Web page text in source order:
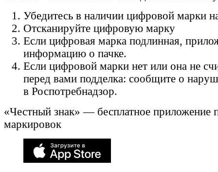
Убедитесь в наличии цифровой марки
Отсканируйте цифровую марку
Если цифровая марка подлинная,
информацию о пачке.
Если цифровой марки нет или она не
перед вами подделка: сообщите о
в Роспотребнадзор.
«Честный знак» — бесплатное приложение
маркировок